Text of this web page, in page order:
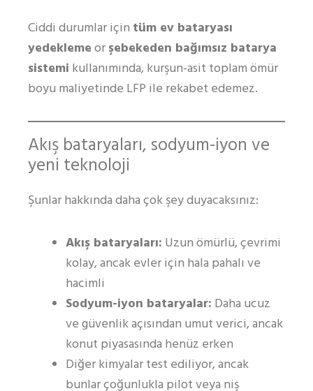
Ciddi durumlar için tüm ev bataryası
yedeklemeorşebekeden bağımsız batarya
sistemi kullanımında, kurşun-asit toplam ömür
boyu maliyetinde LFP ile rekabet edemez.
Akış bataryaları, sodyum-iyon ve
yeni teknoloji
Şunlar hakkında daha çok şey duyacaksınız:
Akış bataryaları: Uzun ömürlü, çevrimi
kolay, ancak evler için hala pahalı ve
hacimli
Sodyum-iyon bataryalar: Daha ucuz
ve güvenlik açısından umut verici, ancak
konut piyasasında henüz erken
Diğer kimyalar test ediliyor, ancak
bunlar çoğunlukla pilot veya niş